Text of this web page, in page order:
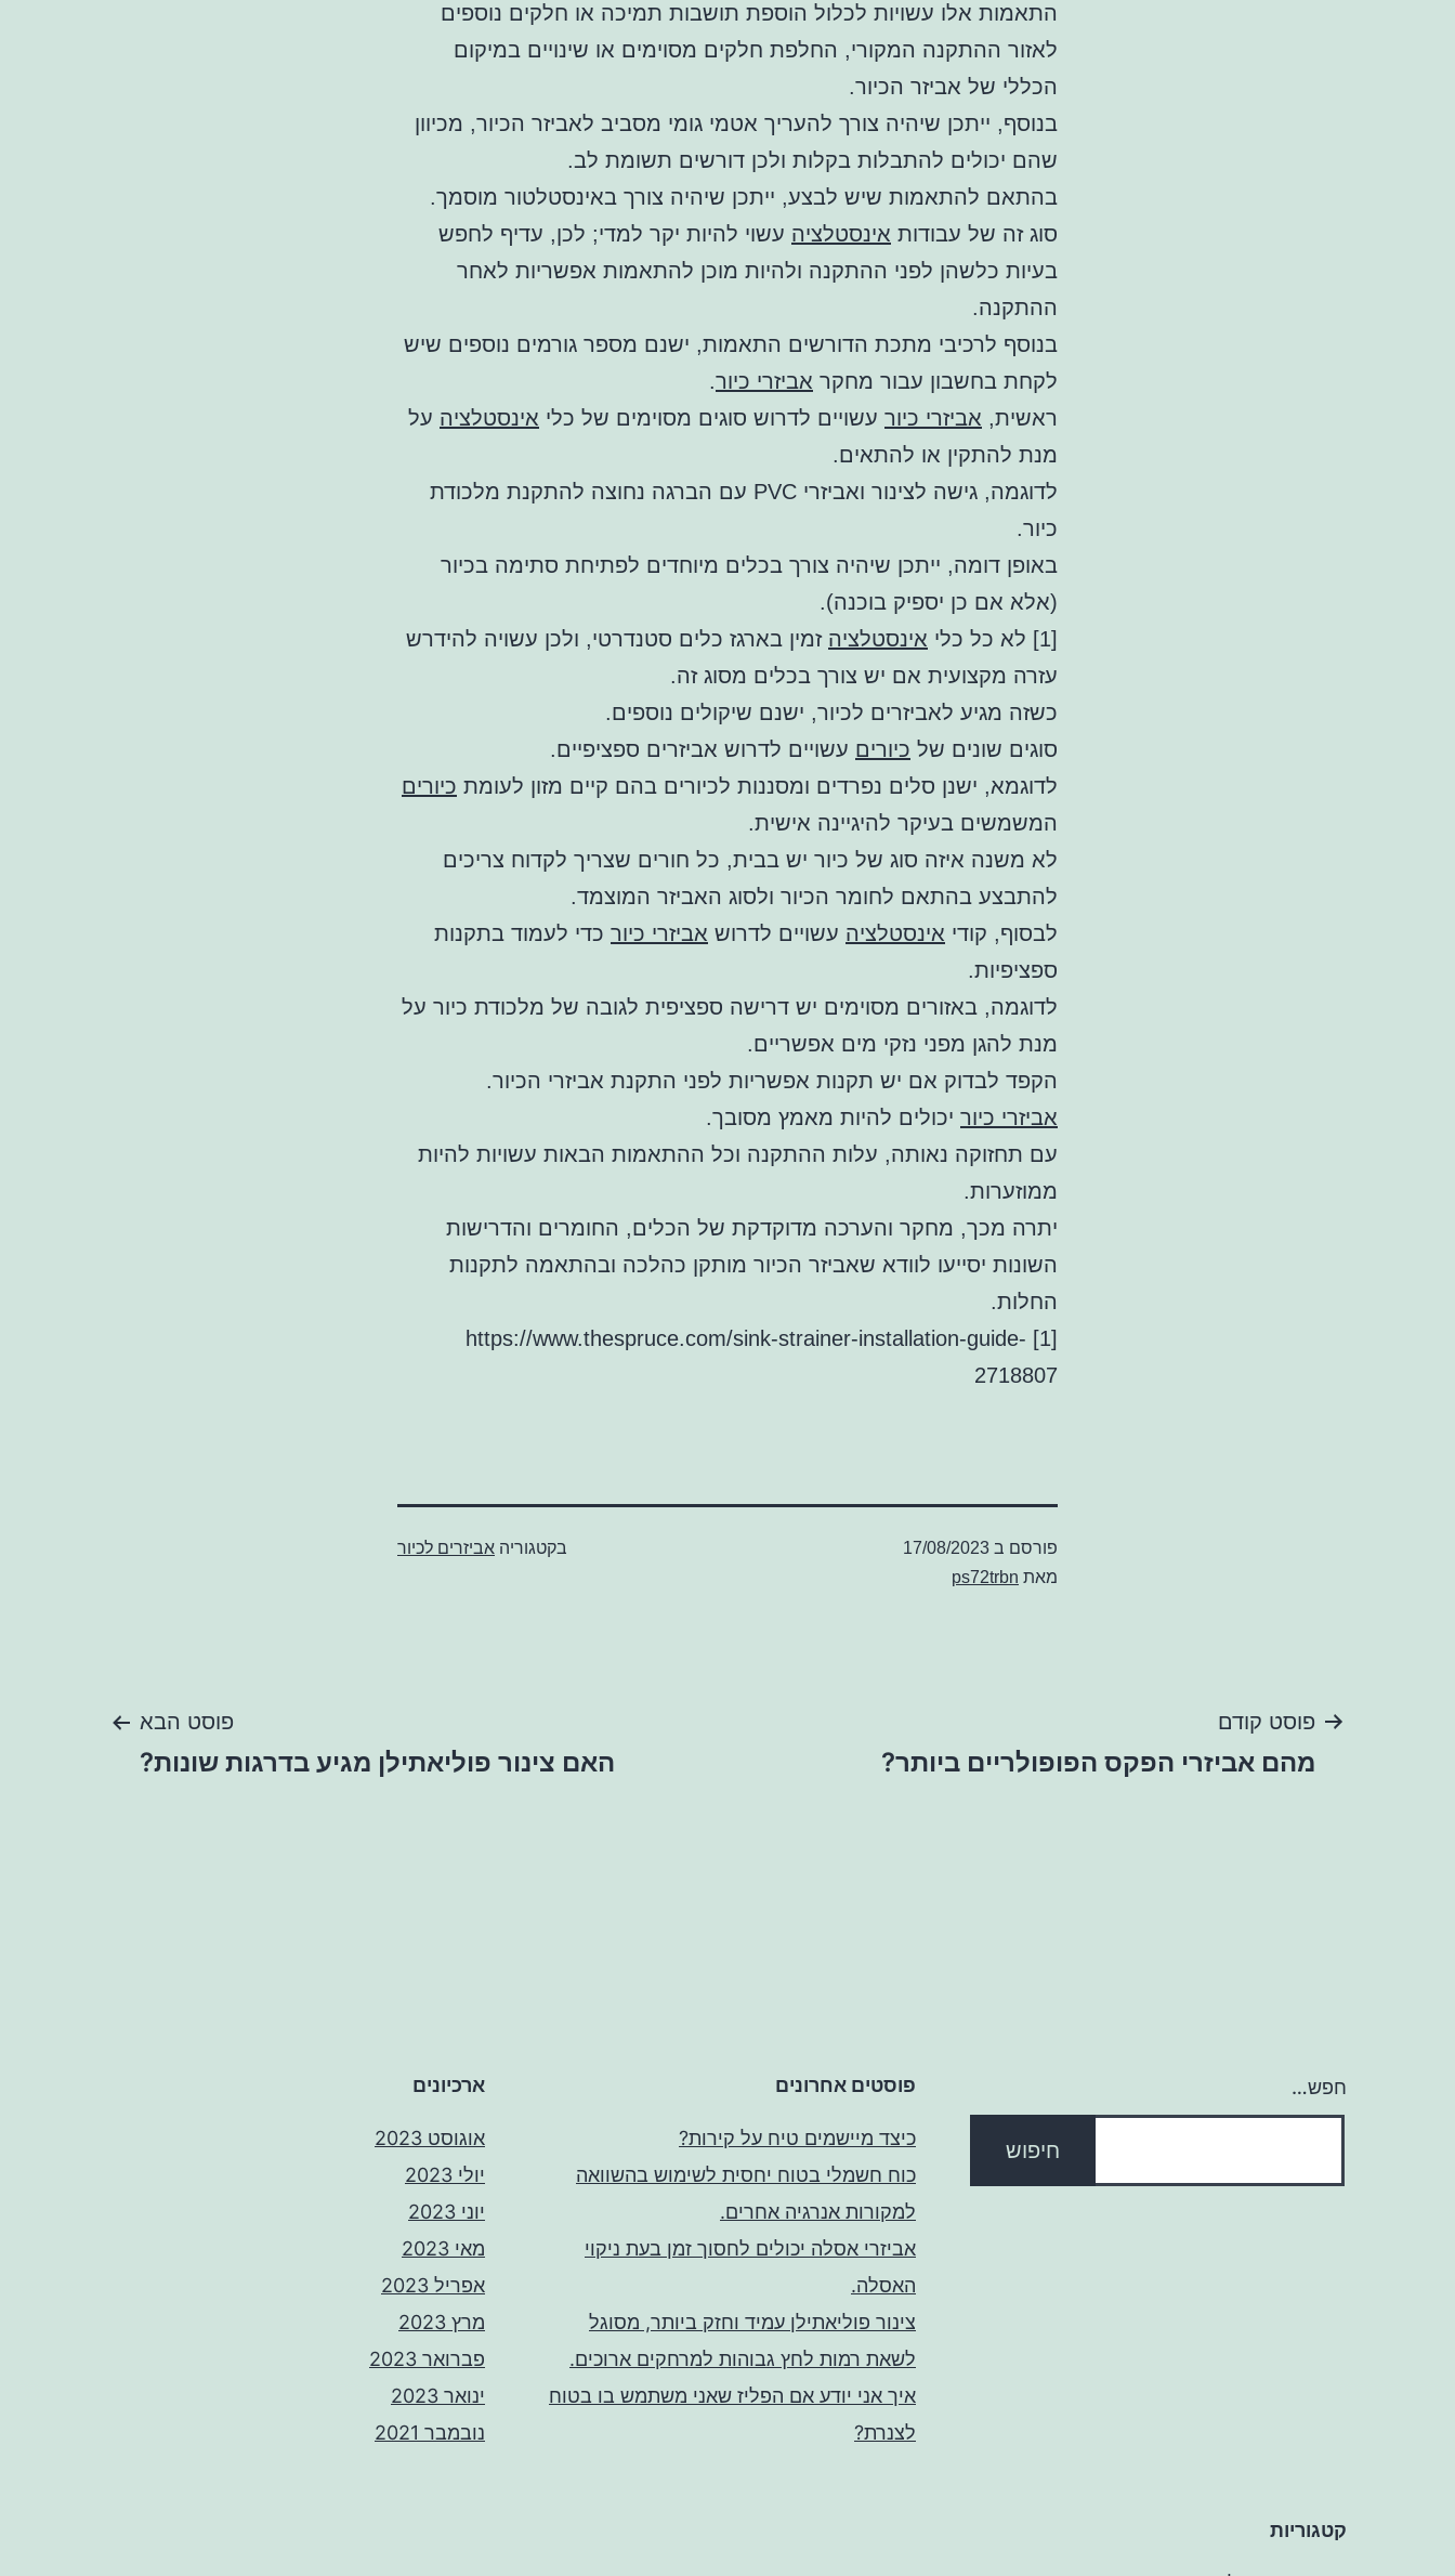
התאמות אלו עשויות לכלול הוספת תושבות תמיכה או חלקים נוספים
לאזור ההתקנה המקורי, החלפת חלקים מסוימים או שינויים במיקום
הכללי של אביזר הכיור.
בנוסף, ייתכן שיהיה צורך להעריך אטמי גומי מסביב לאביזר הכיור, מכיוון
שהם יכולים להתבלות בקלות ולכן דורשים תשומת לב.
בהתאם להתאמות שיש לבצע, ייתכן שיהיה צורך באינסטלטור מוסמך.
סוג זה של עבודות אינסטלציה עשוי להיות יקר למדי; לכן, עדיף לחפש
בעיות כלשהן לפני ההתקנה ולהיות מוכן להתאמות אפשריות לאחר
ההתקנה.
בנוסף לרכיבי מתכת הדורשים התאמות, ישנם מספר גורמים נוספים שיש
לקחת בחשבון עבור מחקר אביזרי כיור.
ראשית, אביזרי כיור עשויים לדרוש סוגים מסוימים של כלי אינסטלציה על
מנת להתקין או להתאים.
לדוגמה, גישה לצינור ואביזרי PVC עם הברגה נחוצה להתקנת מלכודת
כיור.
באופן דומה, ייתכן שיהיה צורך בכלים מיוחדים לפתיחת סתימה בכיור
(אלא אם כן יספיק בוכנה).
[1] לא כל כלי
אינסטלציה זמין בארגז כלים סטנדרטי, ולכן עשויה להידרש
עזרה מקצועית אם יש צורך בכלים מסוג זה.
כשזה מגיע לאביזרים לכיור, ישנם שיקולים נוספים.
סוגים שונים של כיורים עשויים לדרוש אביזרים ספציפיים.
לדוגמא, ישנן סלים נפרדים ומסננות לכיורים בהם קיים מזון לעומת כיורים
המשמשים בעיקר להיגיינה אישית.
לא משנה איזה סוג של כיור יש בבית, כל חורים שצריך לקדוח צריכים
להתבצע בהתאם לחומר הכיור ולסוג האביזר המוצמד.
לבסוף, קודי אינסטלציה עשויים לדרוש אביזרי כיור כדי לעמוד בתקנות
ספציפיות.
לדוגמה, באזורים מסוימים יש דרישה ספציפית לגובה של מלכודת כיור על
מנת להגן מפני נזקי מים אפשריים.
הקפד לבדוק אם יש תקנות אפשריות לפני התקנת אביזרי הכיור.
אביזרי כיור יכולים להיות מאמץ מסובך.
עם תחזוקה נאותה, עלות ההתקנה וכל ההתאמות הבאות עשויות להיות
ממוזערות.
יתרה מכך, מחקר והערכה מדוקדקת של הכלים, החומרים והדרישות
השונות יסייעו לוודא שאביזר הכיור מותקן כהלכה ובהתאמה לתקנות
החלות.
[1] https://www.thespruce.com/sink-strainer-installation-guide-
2718807
פורסם ב 17/08/2023
מאת ps72trbn
בקטגוריה אביזרים לכיור
ניווט
פוסט קודם
מהם אביזרי הפקס הפופולריים ביותר?
פוסט הבא
האם צינור פוליאתילן מגיע בדרגות שונות?
חפש… פוסטים אחרונים
כיצד מיישמים טיח על קירות?
כוח חשמלי בטוח יחסית לשימוש בהשוואה
למקורות אנרגיה אחרים.
אביזרי אסלה יכולים לחסוך זמן בעת ניקוי
האסלה.
צינור פוליאתילן עמיד וחזק ביותר, מסוגל
לשאת רמות לחץ גבוהות למרחקים ארוכים.
איך אני יודע אם הפליז שאני משתמש בו בטוח
לצנרת?
ארכיונים
אוגוסט 2023
יולי 2023
יוני 2023
מאי 2023
אפריל 2023
מרץ 2023
פברואר 2023
ינואר 2023
נובמבר 2021
קטגוריות